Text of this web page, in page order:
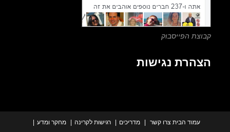
הפייסבוק
נגישות
עמוד הבית צרו קשר מדריכים רגישות לקרינה
מחקר ומדע